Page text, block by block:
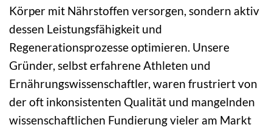
Körper mit Nährstoffen versorgen, sondern aktiv
dessen Leistungsfähigkeit und
Regenerationsprozesse optimieren. Unsere
Gründer, selbst erfahrene Athleten und
Ernährungswissenschaftler, waren frustriert von
der oft inkonsistenten Qualität und mangelnden
wissenschaftlichen Fundierung vieler am Markt